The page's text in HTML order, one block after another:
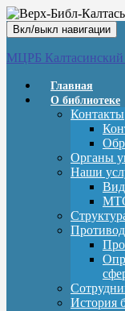
Вкл/выкл навигации
МЦРБ Калтасинский
Главная
О библиотеке
Контакты
Органы
Наши
МТО
История